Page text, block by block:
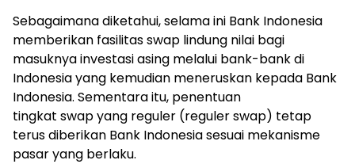
Sebagaimana diketahui, selama ini Bank Indonesia
memberikan fasilitas swap lindung nilai bagi
masuknya investasi asing melalui bank-bank di
Indonesia yang kemudian meneruskan kepada Bank
Indonesia. Sementara itu, penentuan
tingkat swap yang reguler (reguler swap) tetap
terus diberikan Bank Indonesia sesuai mekanisme
pasar yang berlaku.